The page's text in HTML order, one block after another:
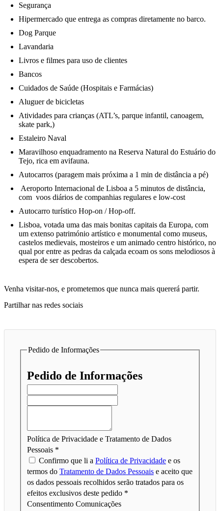
Segurança
Hipermercado que entrega as compras diretamente no barco.
Dog Parque
Lavandaria
Livros e filmes para uso de clientes
Bancos
Cuidados de Saúde (Hospitais e Farmácias)
Aluguer de bicicletas
Atividades para crianças (ATL’s, parque infantil, canoagem,
skate park,)
Estaleiro Naval
Maravilhoso enquadramento na Reserva Natural do Estuário do
Tejo, rica em avifauna.
Autocarros (paragem mais próxima a 1 min de distância a pé)
Aeroporto Internacional de Lisboa a 5 minutos de distância,
com voos diários de companhias regulares e low-cost
Autocarro turístico Hop-on / Hop-off.
Lisboa, votada uma das mais bonitas capitais da Europa, com
um extenso património artístico e monumental como museus,
castelos medievais, mosteiros e um animado centro histórico, no
qual por entre as pedras da calçada ecoam os sons melodiosos à
espera de ser descobertos.
Venha visitar-nos, e prometemos que nunca mais quererá partir.
Partilhar nas redes sociais
Pedido de Informações
Pedido de Informações
Política de Privacidade e Tratamento de Dados
Pessoais *
Confirmo que li a Política de Privacidade e os
termos do Tratamento de Dados Pessoais e aceito que
os dados pessoais recolhidos serão tratados para os
efeitos exclusivos deste pedido *
Consentimento Comunicações